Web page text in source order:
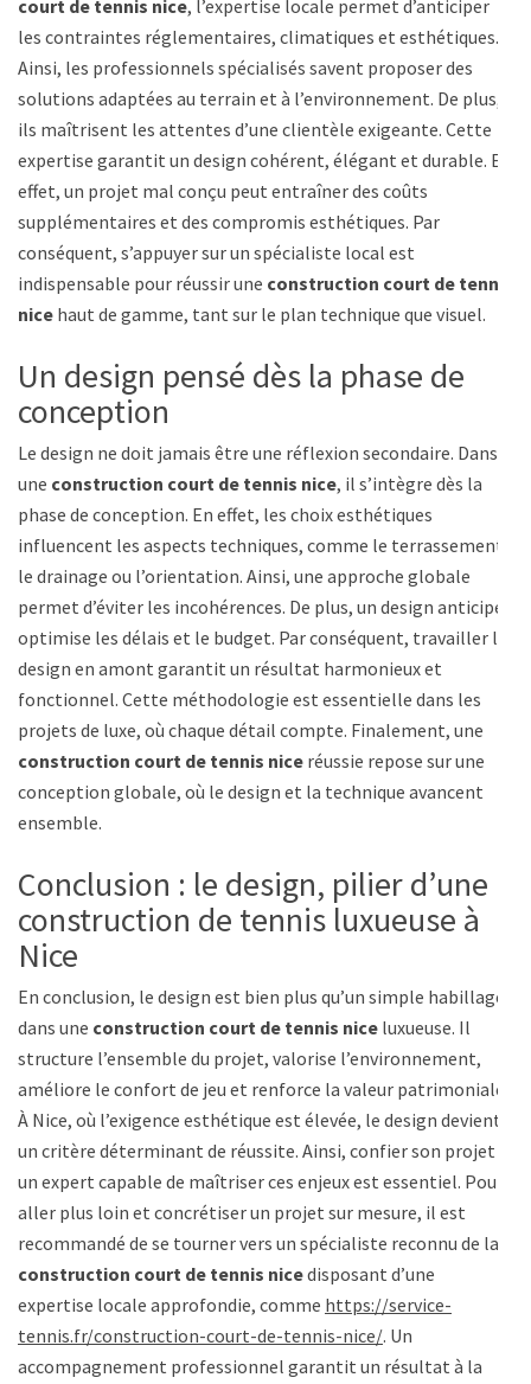
court de tennis nice, l’expertise locale permet d’anticiper
les contraintes réglementaires, climatiques et esthétiques.
Ainsi, les professionnels spécialisés savent proposer des
solutions adaptées au terrain et à l’environnement. De plus,
ils maîtrisent les attentes d’une clientèle exigeante. Cette
expertise garantit un design cohérent, élégant et durable. En
effet, un projet mal conçu peut entraîner des coûts
supplémentaires et des compromis esthétiques. Par
conséquent, s’appuyer sur un spécialiste local est
indispensable pour réussir une construction court de tennis
nice haut de gamme, tant sur le plan technique que visuel.
Un design pensé dès la phase de
conception
Le design ne doit jamais être une réflexion secondaire. Dans
une construction court de tennis nice, il s’intègre dès la
phase de conception. En effet, les choix esthétiques
influencent les aspects techniques, comme le terrassement,
le drainage ou l’orientation. Ainsi, une approche globale
permet d’éviter les incohérences. De plus, un design anticipé
optimise les délais et le budget. Par conséquent, travailler le
design en amont garantit un résultat harmonieux et
fonctionnel. Cette méthodologie est essentielle dans les
projets de luxe, où chaque détail compte. Finalement, une
construction court de tennis nice réussie repose sur une
conception globale, où le design et la technique avancent
ensemble.
Conclusion : le design, pilier d’une
construction de tennis luxueuse à
Nice
En conclusion, le design est bien plus qu’un simple habillage
dans une construction court de tennis nice luxueuse. Il
structure l’ensemble du projet, valorise l’environnement,
améliore le confort de jeu et renforce la valeur patrimoniale.
À Nice, où l’exigence esthétique est élevée, le design devient
un critère déterminant de réussite. Ainsi, confier son projet à
un expert capable de maîtriser ces enjeux est essentiel. Pour
aller plus loin et concrétiser un projet sur mesure, il est
recommandé de se tourner vers un spécialiste reconnu de la
construction court de tennis nicedisposant d’une
expertise locale approfondie, comme https://service-
tennis.fr/construction-court-de-tennis-nice/. Un
accompagnement professionnel garantit un résultat à la